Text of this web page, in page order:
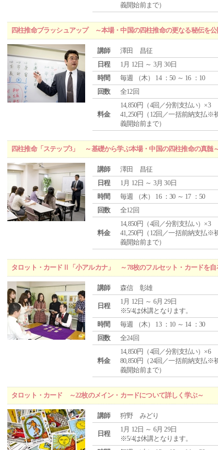
義開始前まで）
四柱推命ブラッシュアップ ～本場・中国の四柱推命の更なる秘伝を
講師
澤田 昌征
日程
1月 12日 ～ 3月 30日
時間
毎週 （木） 14 ：50 ～ 16 ：10
回数
全12回
料金
14,850円（4回／分割支払い）×3
41,250円（12回／一括前納支払※
義開始前まで）
四柱推命「ステップ3」 ～基礎から学ぶ本場・中国の四柱推命の真髄
講師
澤田 昌征
日程
1月 12日 ～ 3月 30日
時間
毎週 （木） 16 ：30 ～ 17 ：50
回数
全12回
料金
14,850円（4回／分割支払い）×3
41,250円（12回／一括前納支払※
義開始前まで）
タロット・カードⅡ「小アルカナ」 ～78枚のフルセット・カードを自
講師 森信 彰雄
日程
1月 12日 ～ 6月 29日
※5/4は休講となります。
時間
毎週 （木） 13 ：10 ～ 14 ：30
回数
全24回
料金
14,850円（4回／分割支払い）×6
80,850円（24回／一括前納支払※
義開始前まで）
タロット・カード ～22枚のメイン・カードについて詳しく学ぶ～
講師 狩野 みどり
日程
1月 12日 ～ 6月 29日
※5/4は休講となります。